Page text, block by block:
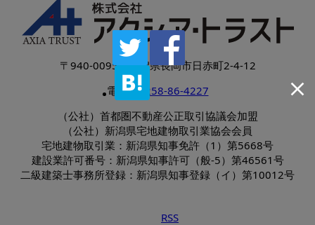
〒940-0095 新潟県長岡市日赤町2-4-12
電話：0258-86-4227
（公社）首都圏不動産公正取引協議会加盟
（公社）新潟県宅地建物取引業協会会員
宅地建物取引業：新潟県知事免許（1）第5668号
建設業許可番号：新潟県知事許可（般-5）第46561号
二級建築士事務所登録：新潟県知事登録（イ）第10012号
RSS